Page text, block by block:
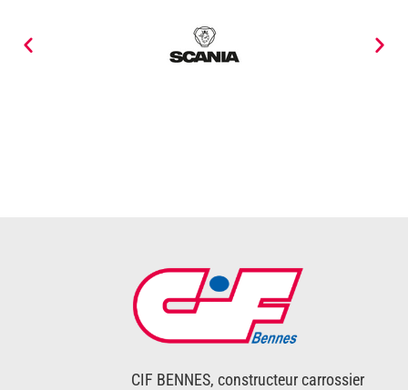
CIF BENNES, constructeur carrossier